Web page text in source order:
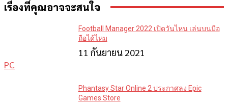
เรื่องที่คุณอาจจะสนใจ
PC
Football Manager 2022 เปิดวันไหน เล่นบนมือ
ถือได้ไหม
11 กันยายน 2021
Phantasy Star Online 2 ประกาศลง Epic
Games Store